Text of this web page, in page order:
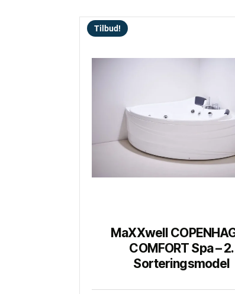
Tilbud!
MaXXwell
COMFORT Spa – 2.
Sorteringsmodel